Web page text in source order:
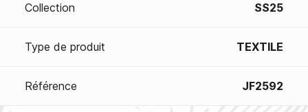
Collection SS25
Type de produit TEXTILE
Référence JF2592